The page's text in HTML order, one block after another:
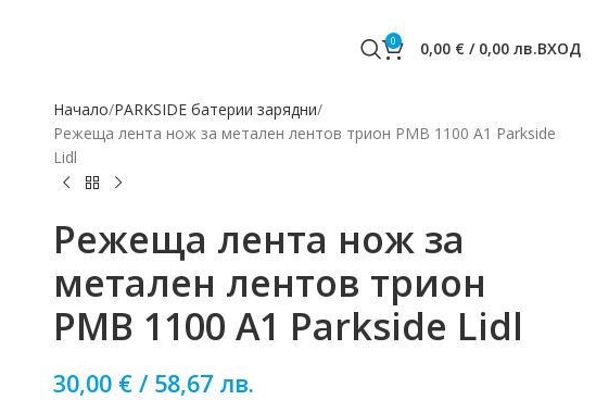
0 0,00 € / 0,00 лв.ВХОД
Начало PARKSIDE батерии зарядни
Режеща лента нож за метален лентов трион PMB 1100 A1 Parkside
Lidl
Режеща лента нож за
метален лентов трион
PMB 1100 A1 Parkside Lidl
30,00 € / 58,67 лв.